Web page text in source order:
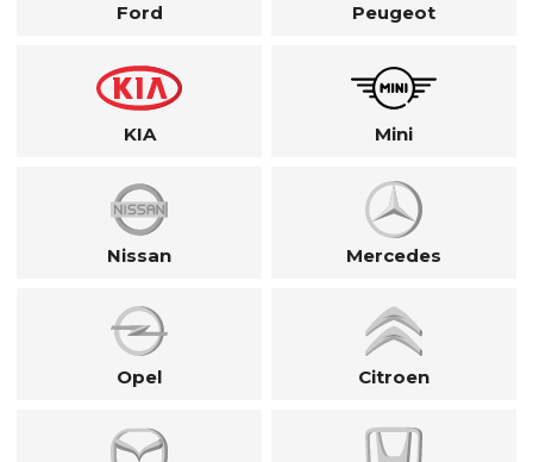
Ford Peugeot
KIA Mini
Nissan Mercedes
Opel Citroen